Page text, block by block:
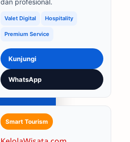
dan profesional.
Valet Digital Hospitality
Premium Service
Kunjungi
WhatsApp
Smart Tourism